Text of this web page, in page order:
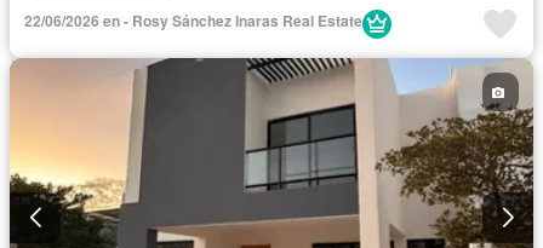
22/06/2026 en - Rosy Sánchez Inaras Real Estate